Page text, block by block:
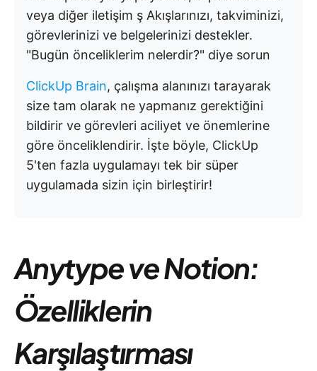
veya diğer iletişim ş Akışlarınızı, takviminizi,
görevlerinizi ve belgelerinizi destekler.
"Bugün önceliklerim nelerdir?" diye sorun
ClickUp Brain, çalışma alanınızı tarayarak
size tam olarak ne yapmanız gerektiğini
bildirir ve görevleri aciliyet ve önemlerine
göre önceliklendirir. İşte böyle, ClickUp
5'ten fazla uygulamayı tek bir süper
uygulamada sizin için birleştirir!
Anytype ve Notion:
Özelliklerin
Karşılaştırması